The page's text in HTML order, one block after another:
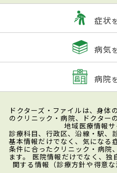
症状
病気
病院
ドクターズ・ファイルは、身体
のクリニック・病院、ドクター
地域医療情報サ
診療科目、行政区、沿線・駅、
基本情報だけでなく、気になる
条件に合ったクリニック・病院
ます。 医院情報だけでなく、独
関する情報（診療方針や得意な